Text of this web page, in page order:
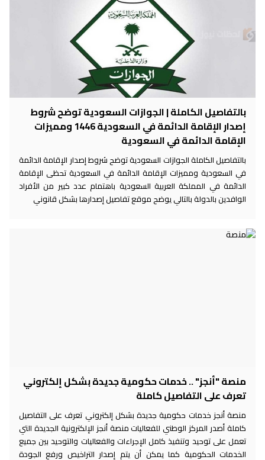
بالتفاصيل الكاملة | الجوازات السعودية توضح شروط
إصدار الإقامة الدائمة في السعودية 1446 ومميزات
الإقامة الدائمة في السعودية
بالتفاصيل الكاملة الجوازات السعودية توضح شروط إصدار الإقامة الدائمة
في السعودية ومميزات الإقامة الدائمة في السعودية تحظى الإقامة
الدائمة في المملكة العربية السعودية باهتمام عدد كبير من الأفراد
الوافدين بالدولة بالتالي يوضح موقع تفاصيل إصدارها بشكل قانوني
منصة "أنجز" .. خدمات حكومية جديدة بشكل إلكتروني
تعرف على التفاصيل كاملة
منصة أنجز خدمات حكومية جديدة بشكل إلكتروني تعرف على التفاصيل
كاملة أصدر المركز الوطني للفعاليات منصة أنجز الإلكترونية الجديدة التي
تعمل على توحيد وتنفيذ كامل الإجراءات والفعاليات والتوحيد بين جميع
الخدمات الحكومية كما يمكن أن يتم إصدار التراخيص ورفع الجودة